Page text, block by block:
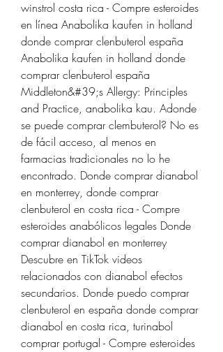
winstrol costa rica - Compre esteroides
en línea Anabolika kaufen in holland
donde comprar clenbuterol españa
Anabolika kaufen in holland donde
comprar clenbuterol españa
Middleton&#39;s Allergy: Principles
and Practice, anabolika kau. Adonde
se puede comprar clembuterol? No es
de fácil acceso, al menos en
farmacias tradicionales no lo he
encontrado. Donde comprar dianabol
en monterrey, donde comprar
clenbuterol en costa rica - Compre
esteroides anabólicos legales Donde
comprar dianabol en monterrey
Descubre en TikTok videos
relacionados con dianabol efectos
secundarios. Donde puedo comprar
clenbuterol en españa donde comprar
dianabol en costa rica, turinabol
comprar portugal - Compre esteroides